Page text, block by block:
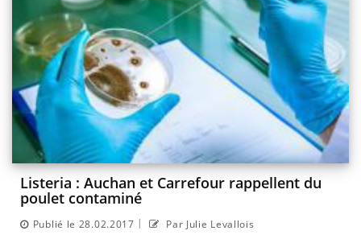
Listeria : Auchan et Carrefour rappellent du
poulet contaminé
Publié le 28.02.2017 | Par Julie Levallois